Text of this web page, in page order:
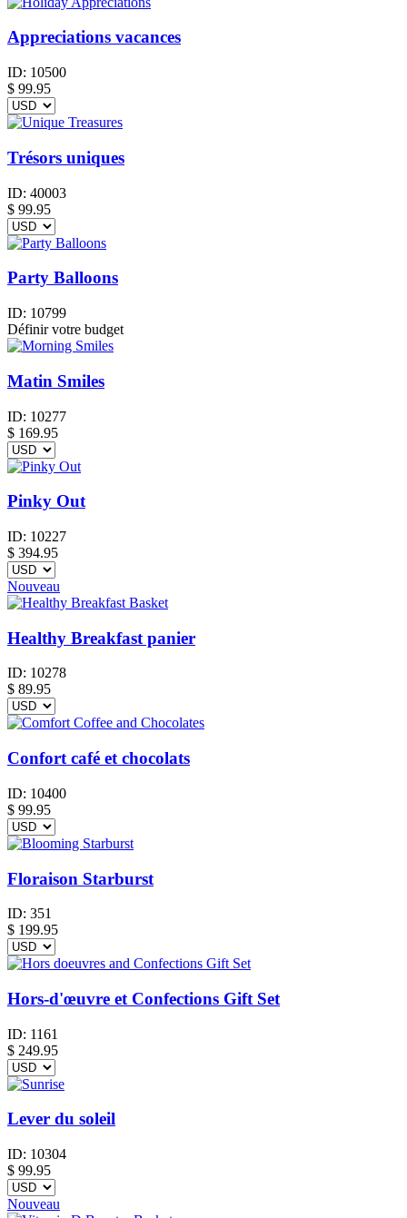
Appreciations vacances
ID: 10500
$ 99.95
Trésors uniques
ID: 40003
$ 99.95
Party Balloons
ID: 10799
Définir votre budget
Matin Smiles
ID: 10277
$ 169.95
Pinky Out
ID: 10227
$ 394.95
Nouveau
Healthy Breakfast panier
ID: 10278
$ 89.95
Confort café et chocolats
ID: 10400
$ 99.95
Floraison Starburst
ID: 351
$ 199.95
Hors-d'œuvre et Confections Gift Set
ID: 1161
$ 249.95
Lever du soleil
ID: 10304
$ 99.95
Nouveau